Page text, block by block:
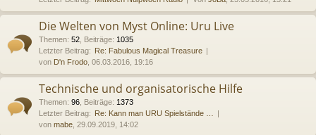
Die Welten von Myst Online: Uru Live
Themen: 52 Beiträge: 1035
Letzter Beitrag: Re: Fabulous Magical Treasure
von D'n Frodo , 06.03.2016, 19:16
Technische und organisatorische Hilfe
Themen: 96 Beiträge: 1373
Letzter Beitrag: Re: Kann man URU Spielstände …
von mabe , 29.09.2019, 14:02